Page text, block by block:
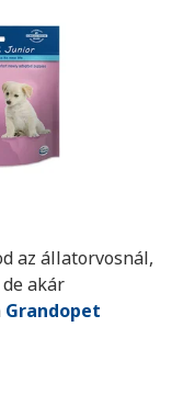
az állatorvosnál,
de akár
Grandopet